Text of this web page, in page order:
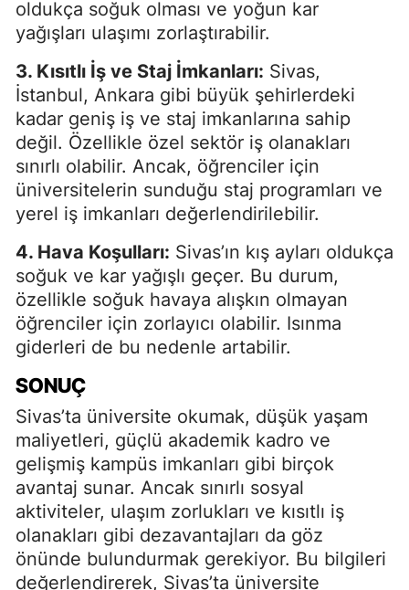
oldukça soğuk olması ve yoğun kar
yağışları ulaşımı zorlaştırabilir.
3. Kısıtlı İş ve Staj İmkanları: Sivas,
İstanbul, Ankara gibi büyük şehirlerdeki
kadar geniş iş ve staj imkanlarına sahip
değil. Özellikle özel sektör iş olanakları
sınırlı olabilir. Ancak, öğrenciler için
üniversitelerin sunduğu staj programları ve
yerel iş imkanları değerlendirilebilir.
4. Hava Koşulları: Sivas’ın kış ayları oldukça
soğuk ve kar yağışlı geçer. Bu durum,
özellikle soğuk havaya alışkın olmayan
öğrenciler için zorlayıcı olabilir. Isınma
giderleri de bu nedenle artabilir.
SONUÇ
Sivas’ta üniversite okumak, düşük yaşam
maliyetleri, güçlü akademik kadro ve
gelişmiş kampüs imkanları gibi birçok
avantaj sunar. Ancak sınırlı sosyal
aktiviteler, ulaşım zorlukları ve kısıtlı iş
olanakları gibi dezavantajları da göz
önünde bulundurmak gerekiyor. Bu bilgileri
değerlendirerek, Sivas’ta üniversite